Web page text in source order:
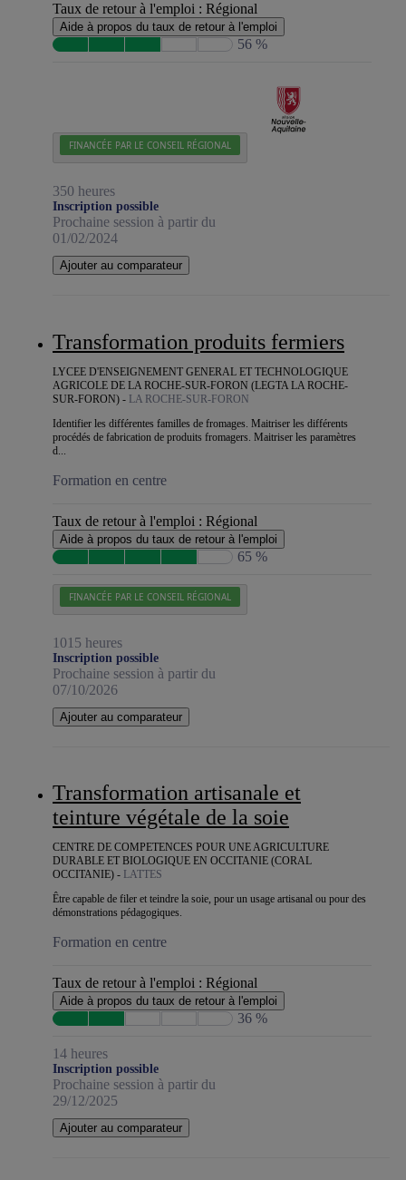
Taux de retour à l'emploi : Régional
Aide à propos du taux de retour à l'emploi
56 %
FINANCÉE PAR LE CONSEIL RÉGIONAL
350 heures
Inscription possible
Prochaine session à partir du
01/02/2024
Ajouter au comparateur
Transformation produits fermiers
LYCEE D'ENSEIGNEMENT GENERAL ET TECHNOLOGIQUE
AGRICOLE DE LA ROCHE-SUR-FORON (LEGTA LA ROCHE-
SUR-FORON) - LA ROCHE-SUR-FORON
Identifier les différentes familles de fromages. Maitriser les différents
procédés de fabrication de produits fromagers. Maitriser les paramètres
d...
Formation en centre
Taux de retour à l'emploi : Régional
Aide à propos du taux de retour à l'emploi
65 %
FINANCÉE PAR LE CONSEIL RÉGIONAL
1015 heures
Inscription possible
Prochaine session à partir du
07/10/2026
Ajouter au comparateur
Transformation artisanale et
teinture végétale de la soie
CENTRE DE COMPETENCES POUR UNE AGRICULTURE
DURABLE ET BIOLOGIQUE EN OCCITANIE (CORAL
OCCITANIE) - LATTES
Être capable de filer et teindre la soie, pour un usage artisanal ou pour des
démonstrations pédagogiques.
Formation en centre
Taux de retour à l'emploi : Régional
Aide à propos du taux de retour à l'emploi
36 %
14 heures
Inscription possible
Prochaine session à partir du
29/12/2025
Ajouter au comparateur